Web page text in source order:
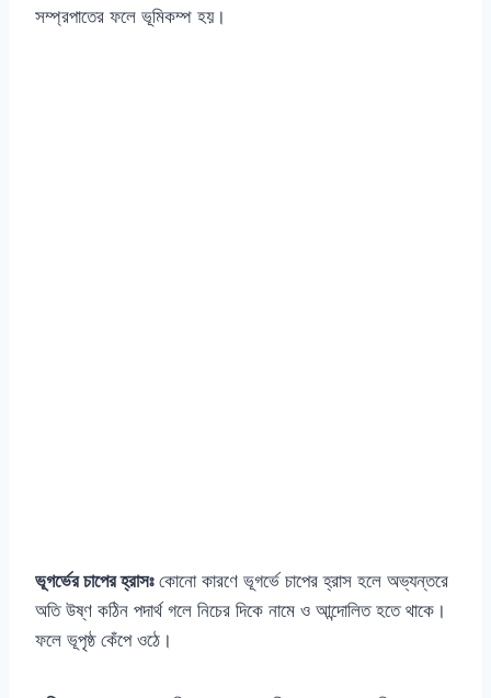
সম্প্রপাতের ফলে ভূমিকম্প হয়।
ভূগর্ভের চাপের হ্রাসঃকোনো কারণে ভূগর্ভে চাপের হ্রাস হলে অভ্যন্তরে
অতি উষ্ণ কঠিন পদার্থ গলে নিচের দিকে নামে ও আন্দোলিত হতে থাকে।
ফলে ভূপৃষ্ঠ কেঁপে ওঠে।